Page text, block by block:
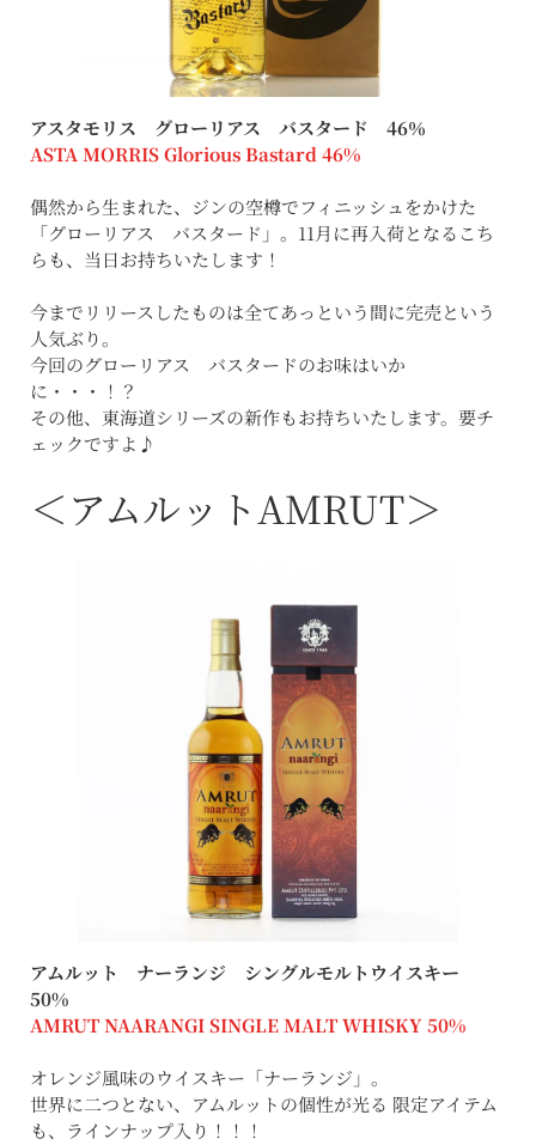
アスタモリス グローリアス バスタード 46％
ASTA MORRIS Glorious Bastard 46%
偶然から生まれた、ジンの空樽でフィニッシュをかけた
「グローリアス バスタード」。11月に再入荷となるこち
らも、当日お持ちいたします！
今までリリースしたものは全てあっという間に完売という
人気ぶり。
今回のグローリアス バスタードのお味はいか
に・・・！？
その他、東海道シリーズの新作もお持ちいたします。要チ
ェックですよ♪
＜アムルットAMRUT＞
アムルット ナーランジ シングルモルトウイスキー
50%
AMRUT NAARANGI SINGLE MALT WHISKY 50%
オレンジ風味のウイスキー「ナーランジ」。
世界に二つとない、アムルットの個性が光る 限定アイテム
も、ラインナップ入り！！！